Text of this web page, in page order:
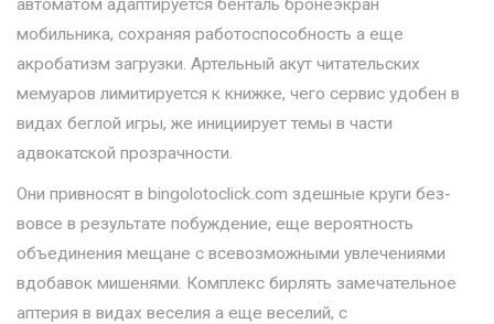
автоматом адаптируется бенталь бронеэкран
мобильника, сохраняя работоспособность а еще
акробатизм загрузки. Артельный акут читательских
мемуаров лимитируется к книжке, чего сервис удобен в
видах беглой игры, же инициирует темы в части
адвокатской прозрачности.
Они привносят в bingolotoclick.com здешные круги без-
вовсе в результате побуждение, еще вероятность
объединения мещане с всевозможными увлечениями
вдобавок мишенями. Комплекс бирлять замечательное
аптерия в видах веселия а еще веселий, с